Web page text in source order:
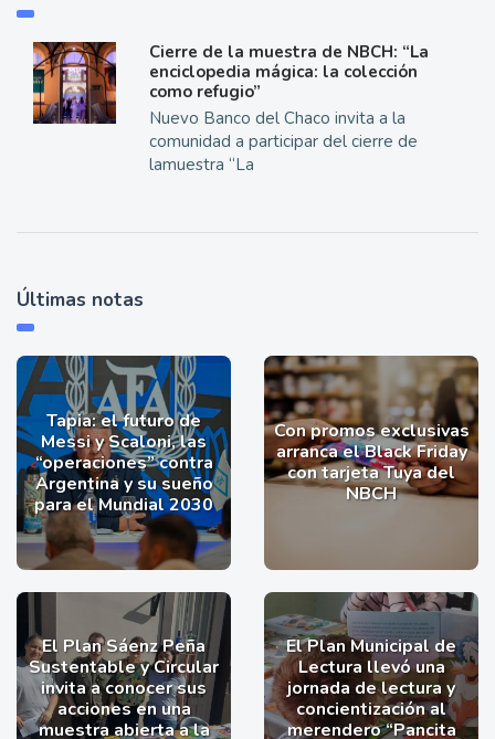
Cierre de la muestra de NBCH: “La
enciclopedia mágica: la colección
como refugio”
Nuevo Banco del Chaco invita a la
comunidad a participar del cierre de
lamuestra “La
Últimas notas
Tapia: el futuro de
Messi y Scaloni, las
“operaciones” contra
Argentina y su sueño
para el Mundial 2030
Con promos exclusivas
arranca el Black Friday
con tarjeta Tuya del
NBCH
El Plan Sáenz Peña
Sustentable y Circular
invita a conocer sus
acciones en una
muestra abierta a la
El Plan Municipal de
Lectura llevó una
jornada de lectura y
concientización al
merendero “Pancita